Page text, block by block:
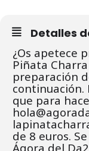
Detalles
¿Os apetece
Piñata
preparación
continuación.
que para
de 8 euros.
Ágora del